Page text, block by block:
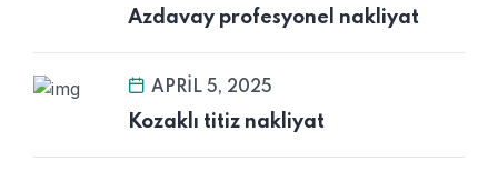
Azdavay profesyonel nakliyat
APRIL 5, 2025
Kozaklı titiz nakliyat